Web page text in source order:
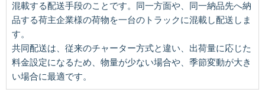
混載する配送手段のことです。同一方面や、同一納品先へ納
品する荷主企業様の荷物を一台のトラックに混載し配送しま
す。
共同配送は、従来のチャーター方式と違い、出荷量に応じた
料金設定になるため、物量が少ない場合や、季節変動が大き
い場合に最適です。